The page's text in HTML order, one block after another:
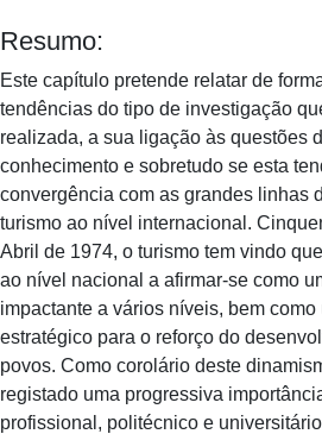
Resumo:
Este capítulo pretende relatar de
tendências do tipo de investigação
realizada, a sua ligação às questões
conhecimento e sobretudo se esta
convergência com as grandes linhas
turismo ao nível internacional.
Abril de 1974, o turismo tem vindo
ao nível nacional a afirmar-se como
impactante a vários níveis, bem como
estratégico para o reforço do
povos. Como corolário deste
registado uma progressiva
profissional, politécnico e